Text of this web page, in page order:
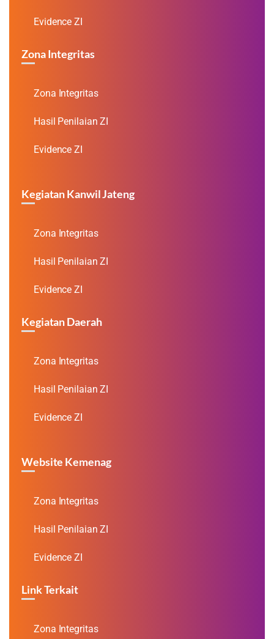
Evidence ZI
Zona Integritas
Zona Integritas
Hasil Penilaian ZI
Evidence ZI
Kegiatan Kanwil Jateng
Zona Integritas
Hasil Penilaian ZI
Evidence ZI
Kegiatan Daerah
Zona Integritas
Hasil Penilaian ZI
Evidence ZI
Website Kemenag
Zona Integritas
Hasil Penilaian ZI
Evidence ZI
Link Terkait
Zona Integritas